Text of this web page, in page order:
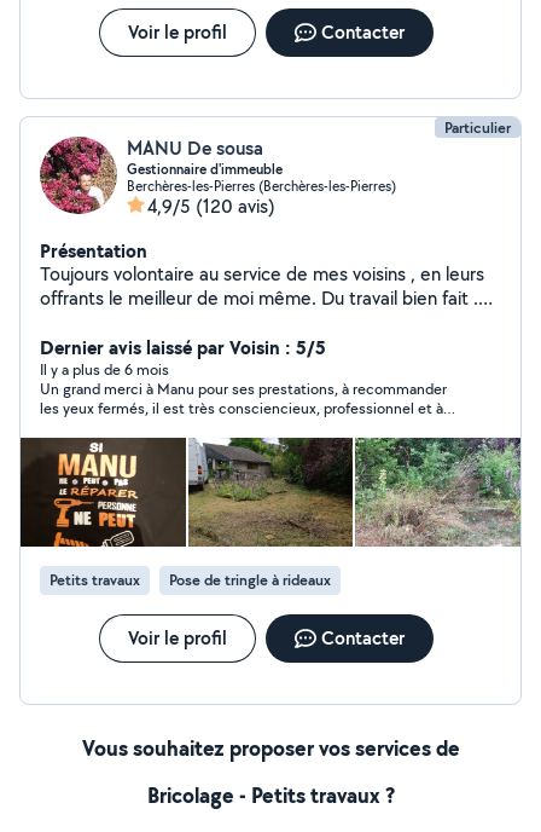
Voir le profil Contacter
Particulier
MANU De sousa
Gestionnaire d'immeuble
Berchères-les-Pierres (Berchères-les-Pierres)
4,9/5 (120 avis)
Présentation
Toujours volontaire au service de mes voisins , en leurs
offrants le meilleur de moi même. Du travail bien fait .
Cordialement.A bientôt.
Dernier avis laissé par Voisin : 5/5
Il y a plus de 6 mois
Un grand merci à Manu pour ses prestations, à recommander
les yeux fermés, il est très consciencieux, professionnel et à
sympathique, à garder précieusement dans son carnet
d’adresses
Petits travaux Pose de tringle à rideaux
Voir le profil Contacter
Vous souhaitez proposer vos services de
Bricolage - Petits travaux ?